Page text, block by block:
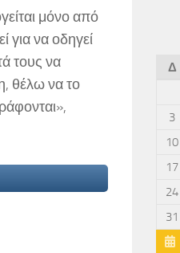
μόνο από
για να οδηγεί
τους να
θέλω να το
Δ
3
10
17
24
31